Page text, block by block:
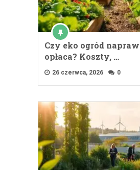
Czy eko ogród
opłaca? Koszty, …
26 czerwca, 2026 0